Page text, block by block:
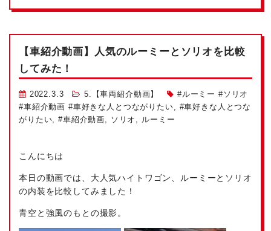
【車紹介動画】人気のルーミーとソリオを比較
してみた！
2022.3.3 5.【車両紹介動画】
#ルーミー #ソリオ
#車紹介動画 #車好きな人とつながりたい
#車好きな人とつな
がりたい ,#車紹介動画 ソリオ ルーミー
こんにちは
本日の動画では、大人気ハイトワゴン、ルーミーとソリオ
の内装を比較してみました！
青空と強風のもとの撮影。